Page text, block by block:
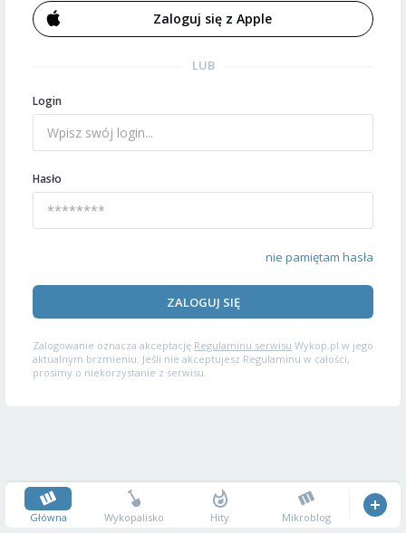
Zaloguj się z Apple
LUB
Login
Hasło
nie pamiętam hasła
ZALOGUJ SIĘ
Zalogowanie oznacza akceptację Regulaminu serwisu Wykop.pl w jego
aktualnym brzmieniu. Jeśli nie akceptujesz Regulaminu w całości,
prosimy o niekorzystanie z serwisu.
Główna Wykopalisko Hity Mikroblog